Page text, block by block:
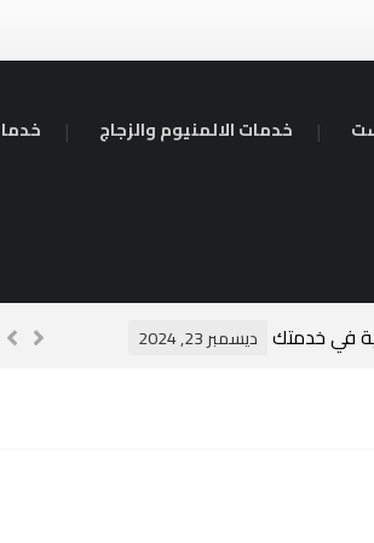
خدمات الالمنيوم والزجاج
ديسمبر 23, 2024